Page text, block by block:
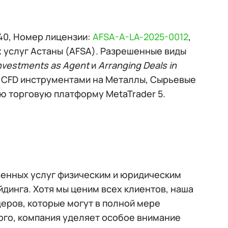
Номер лицензии: AFSA-A-LA-2025-0012,
Астаны (AFSA). Разрешенные виды
as AgentиArranging Deals in
инструментами на Металлы, Сырьевые
торговую платформу MetaTrader 5.
услуг физическим и юридическим
Хотя мы ценим всех клиентов, наша
которые могут в полной мере
компания уделяет особое внимание